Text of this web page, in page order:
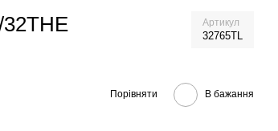
Артикул
32765TL
Порівняти В бажання